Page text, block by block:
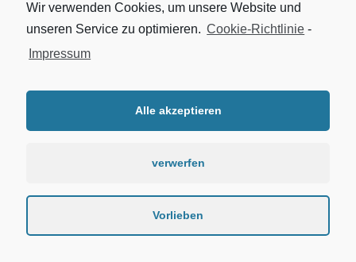
Fon:+49 221 7593400
E-Mail: info@artkom.de
Wir verwenden Cookies, um unsere Website und
unseren Service zu optimieren. Cookie-Richtlinie -
Impressum
Alle akzeptieren
verwerfen
Vorlieben